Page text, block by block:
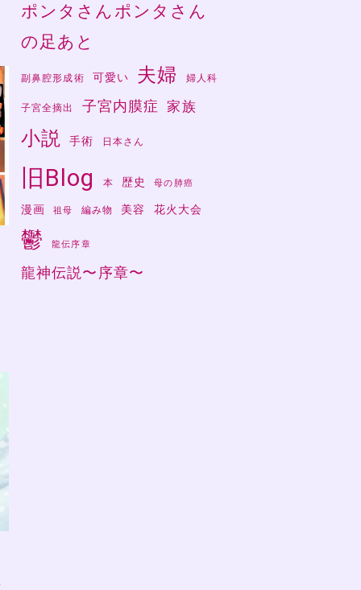
ポンタさんポンタさん
の足あと
副鼻腔形成術 可愛い 夫婦 婦人科
子宮全摘出 子宮内膜症 家族
小説 手術 日本さん
旧Blog 本 歴史 母の肺癌
漫画 祖母 編み物 美容 花火大会
鬱 龍伝序章
龍神伝説〜序章〜